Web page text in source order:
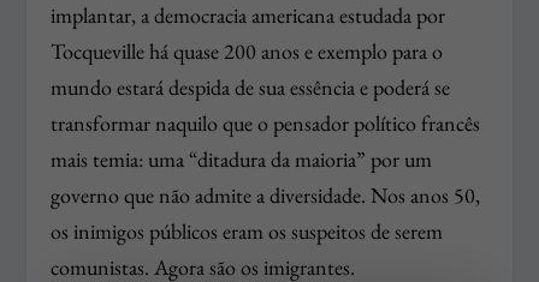
implantar, a democracia americana estudada por
Tocqueville há quase 200 anos e exemplo para o
mundo estará despida de sua essência e poderá se
transformar naquilo que o pensador político francês
mais temia: uma “ditadura da maioria” por um
governo que não admite a diversidade. Nos anos 50,
os inimigos públicos eram os suspeitos de serem
comunistas. Agora são os imigrantes.